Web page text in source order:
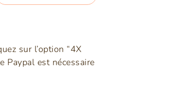
sur l’option “4X
Paypal est nécessaire